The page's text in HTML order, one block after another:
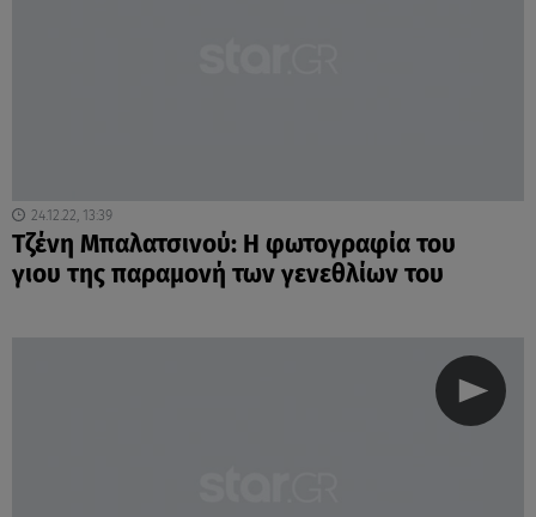
24.12.22, 13:39
Τζένη Μπαλατσινού: Η φωτογραφία του
γιου της παραμονή των γενεθλίων του